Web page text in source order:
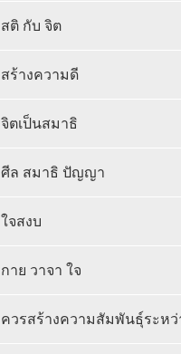
สติ กับ จิต
สร้างความดี
จิตเป็นสมาธิ
ศีล สมาธิ ปัญญา
ใจสงบ
กาย วาจา ใจ
ควรสร้างความสัมพันธ์ุระห